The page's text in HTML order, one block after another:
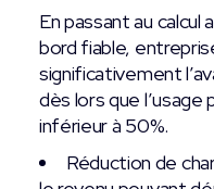
En passant au calcul
bord fiable,
significativement
dès lors que l’usage
inférieur à 50%.
Réduction de